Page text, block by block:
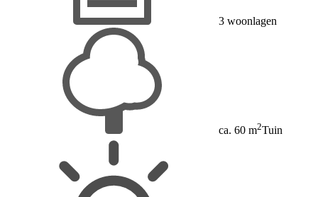
3 woonlagen
ca. 60 m2Tuin